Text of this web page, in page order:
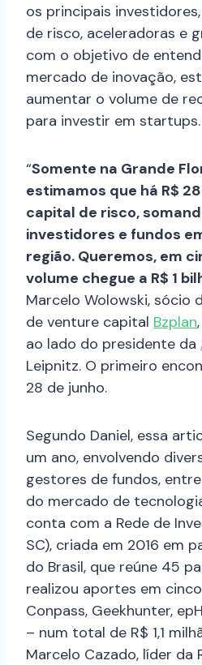
os principais
de risco, aceleradoras e
com o objetivo de
mercado de inovação,
aumentar o volume de
para investir em startups.
“Somente na Grande
estimamos que há R$
capital de risco,
investidores e fundos
região. Queremos, em
volume chegue a R$ 1
Marcelo Wolowski, sócio
de venture capital Bzplan
ao lado do presidente da
Leipnitz. O primeiro
28 de junho.
Segundo Daniel, essa
um ano, envolvendo
gestores de fundos,
do mercado de
conta com a Rede de
SC), criada em 2016 em
do Brasil, que reúne 45
realizou aportes em
Conpass, Geekhunter,
– num total de R$ 1,1
Marcelo Cazado, líder da